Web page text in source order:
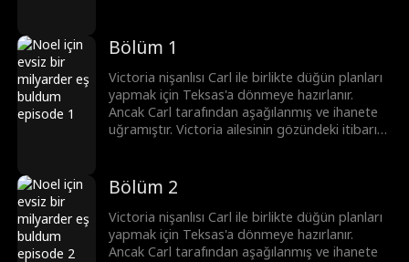
Ancak Victoria Simon'un sıradan bir evsiz
olmadığını bilmiyordur. O hem yakışıklı, çekici
bir milyarder hem de ülkenin bir numaralı
prestijli Savage Grup'un Ceo'sudur. Simon ile
Teksas'a döndükten sonra Victoria kibirli eski
nişanlısı Carl ile karşılaşır. Bu kez kaybettiği
Bölüm 1
Victoria nişanlısı Carl ile birlikte düğün planları
yapmak için Teksas'a dönmeye hazırlanır.
Ancak Carl tarafından aşağılanmış ve ihanete
uğramıştır. Victoria ailesinin gözündeki itibarını
Ancak Victoria Simon'un sıradan bir evsiz
olmadığını bilmiyordur. O hem yakışıklı, çekici
bir milyarder hem de ülkenin bir numaralı
prestijli Savage Grup'un Ceo'sudur. Simon ile
Teksas'a döndükten sonra Victoria kibirli eski
Bölüm 2
Victoria nişanlısı Carl ile birlikte düğün planları
yapmak için Teksas'a dönmeye hazırlanır.
Ancak Carl tarafından aşağılanmış ve ihanete